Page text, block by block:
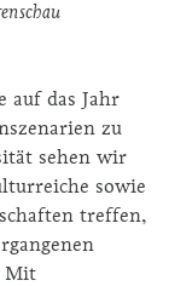
auf das Jahr
zu
sehen wir
sowie
treffen,
Mit